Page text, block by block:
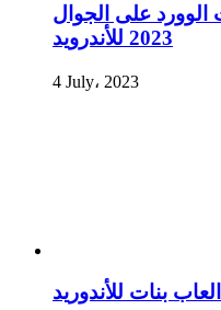
الوورد على الجوال
2023 للأندرويد
4 July، 2023